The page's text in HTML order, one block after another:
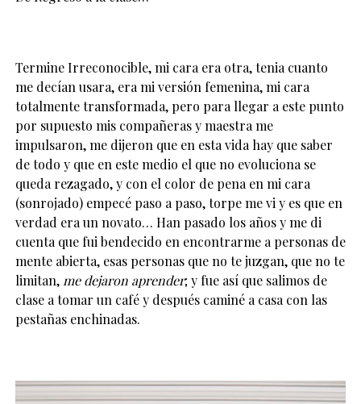
Termine Irreconocible, mi cara era otra, tenia cuanto
me decían usara, era mi versión femenina, mi cara
totalmente transformada, pero para llegar a este punto
por supuesto mis compañeras y maestra me
impulsaron, me dijeron que en esta vida hay que saber
de todo y que en este medio el que no evoluciona se
queda rezagado, y con el color de pena en mi cara
(sonrojado) empecé paso a paso, torpe me vi y es que en
verdad era un novato… Han pasado los años y me di
cuenta que fui bendecido en encontrarme a personas de
mente abierta, esas personas que no te juzgan, que no te
limitan, me dejaron aprender; y fue así que salimos de
clase a tomar un café y después caminé a casa con las
pestañas enchinadas.